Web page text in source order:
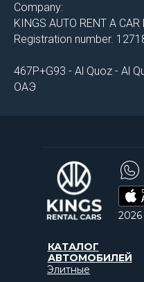
Company:
KINGS AUTO RENT A CAR
Registration number.
467P+G93 - Al Quoz - Al
ОАЭ
КАТАЛОГ
АВТОМОБИЛЕЙ
Элитные